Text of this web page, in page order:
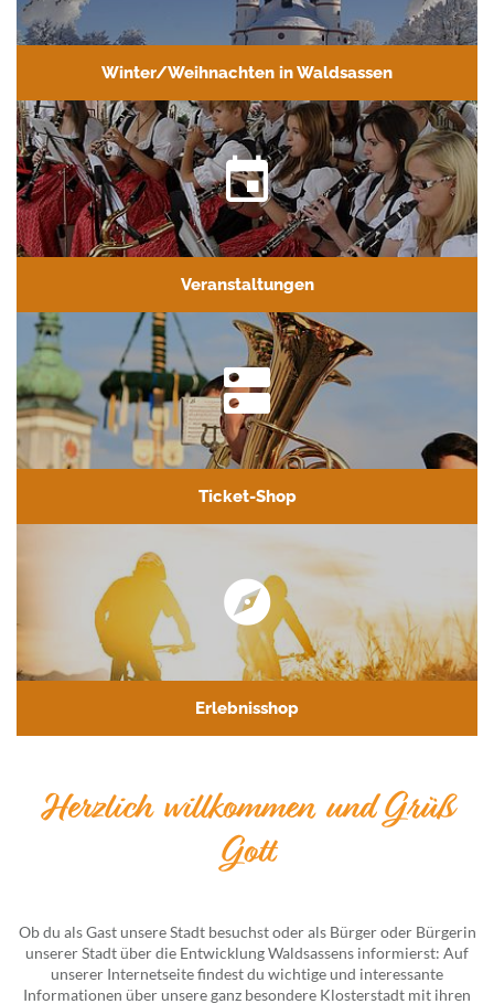
Winter/Weihnachten in Waldsassen
Veranstaltungen
Ticket-Shop
Erlebnisshop
Herzlich willkommen und Grüß
Gott
Ob du als Gast unsere Stadt besuchst oder als Bürger oder Bürgerin
unserer Stadt über die Entwicklung Waldsassens informierst: Auf
unserer Internetseite findest du wichtige und interessante
Informationen über unsere ganz besondere Klosterstadt mit ihren